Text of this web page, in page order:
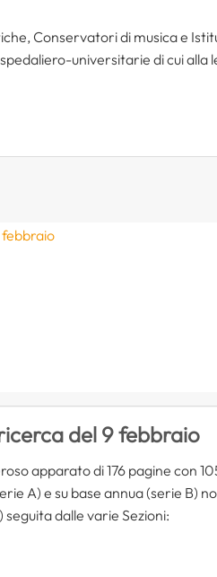
Conservatori di musica e
universitarie di cui alla
febbraio
del 9 febbraio
apparato di 176 pagine con
A) e su base annua (serie B)
dalle varie Sezioni: